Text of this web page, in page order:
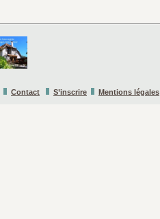
Contact S’inscrire Mentions légales